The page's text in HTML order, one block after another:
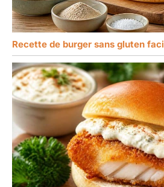
Recette de burger sans gluten